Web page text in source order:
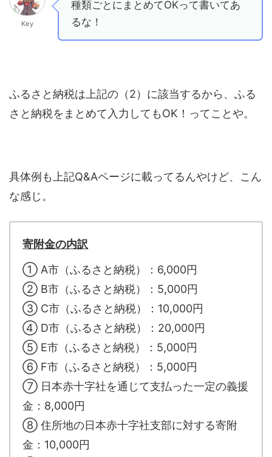
Key
種類ごとにまとめてOKって書いてあ
るな！
ふるさと納税は上記の（2）に該当するから、ふる
さと納税をまとめて入力してもOK！ってことや。
具体例も上記Q&Aページに載ってるんやけど、こん
な感じ。
寄附金の内訳
① A市（ふるさと納税）：6,000円
② B市（ふるさと納税）：5,000円
③ C市（ふるさと納税）：10,000円
④ D市（ふるさと納税）：20,000円
⑤ E市（ふるさと納税）：5,000円
⑥ F市（ふるさと納税）：5,000円
⑦ 日本赤十字社を通じて支払った一定の義援
金：8,000円
⑧ 住所地の日本赤十字社支部に対する寄附
金：10,000円